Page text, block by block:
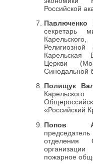
Российской
Павлюченко
секретарь
Религиозной
Карельская
Церкви
Синодальной
Полищук
«Российский
Попов
отделения
пожарное